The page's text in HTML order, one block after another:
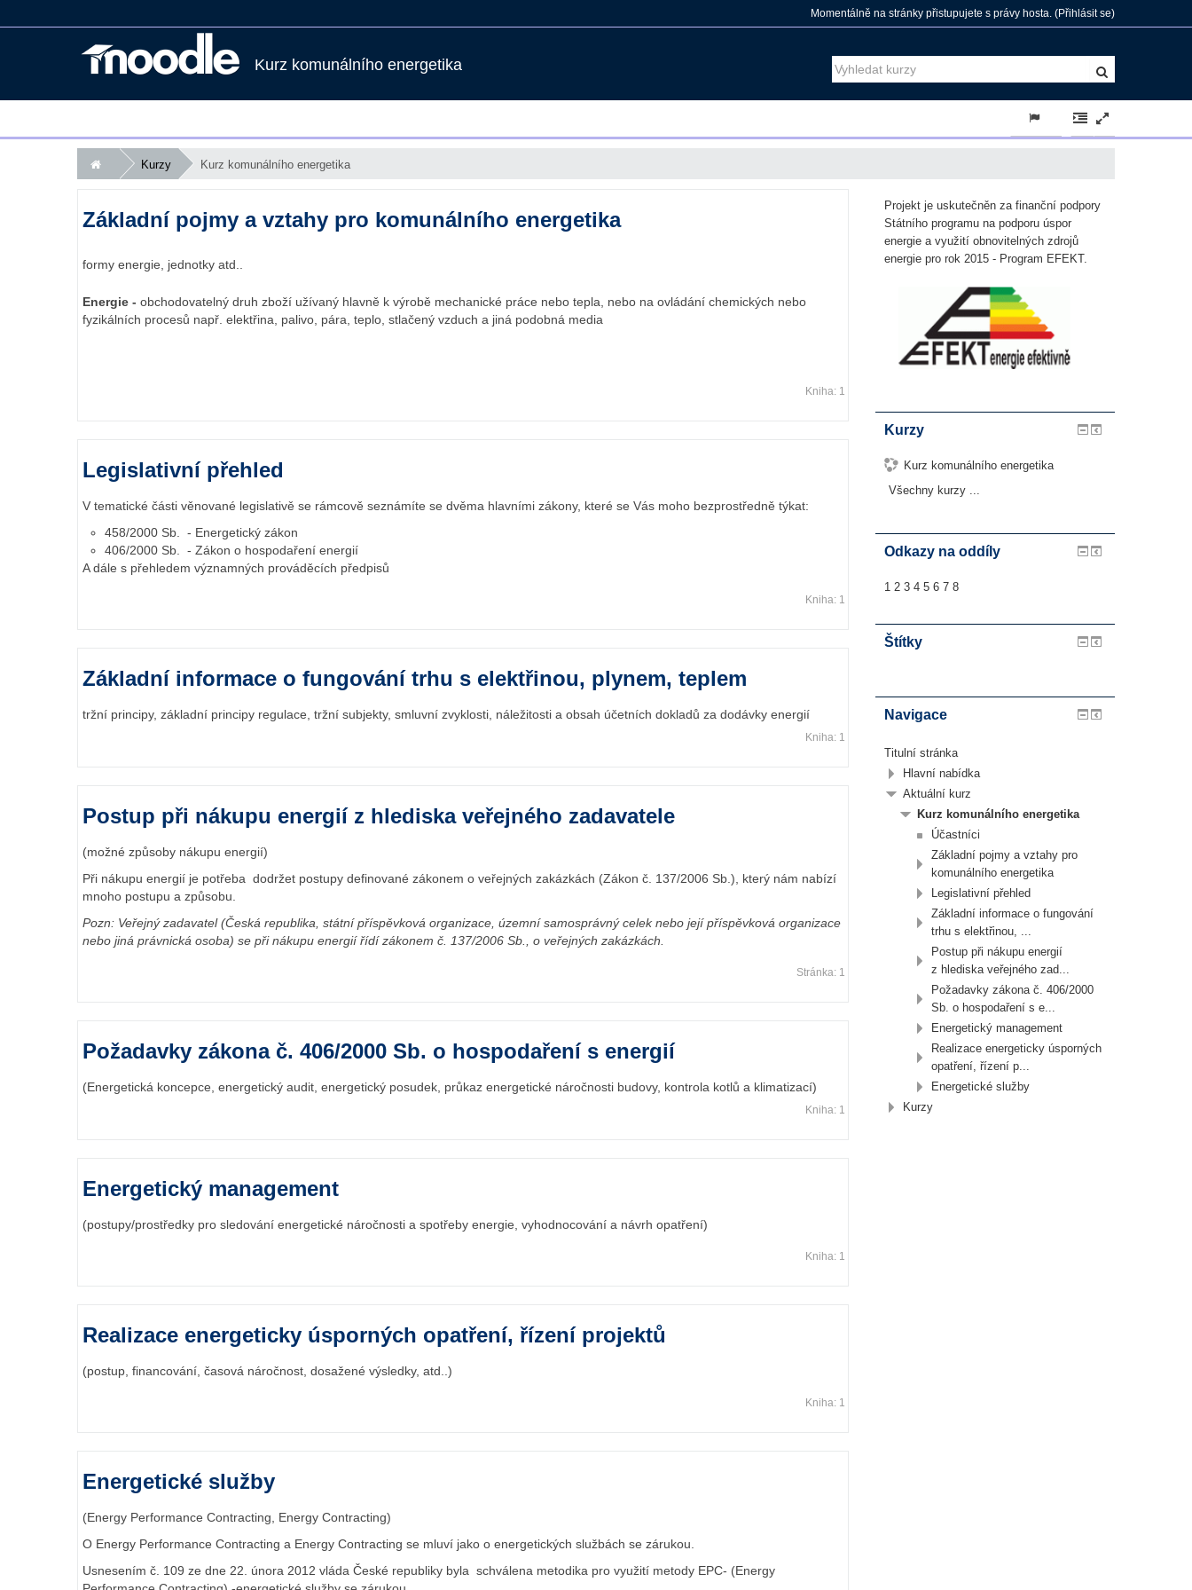
Momentálně na stránky přistupujete s právy hosta. (Přihlásit se)
Kurz komunálního energetika
Kurzy Kurz komunálního energetika
Základní pojmy a vztahy pro komunálního energetika
formy energie, jednotky atd..
Energie - obchodovatelný druh zboží užívaný hlavně k výrobě mechanické práce nebo tepla, nebo na ovládání chemických nebo
fyzikálních procesů např. elektřina, palivo, pára, teplo, stlačený vzduch a jiná podobná media
Kniha: 1
Legislativní přehled
V tematické části věnované legislativě se rámcově seznámíte se dvěma hlavními zákony, které se Vás moho bezprostředně týkat:
458/2000 Sb. - Energetický zákon
406/2000 Sb. - Zákon o hospodaření energií
A dále s přehledem významných prováděcích předpisů
Kniha: 1
Základní informace o fungování trhu s elektřinou, plynem, teplem
tržní principy, základní principy regulace, tržní subjekty, smluvní zvyklosti, náležitosti a obsah účetních dokladů za dodávky energií
Kniha: 1
Postup při nákupu energií z hlediska veřejného zadavatele
(možné způsoby nákupu energií)
Při nákupu energií je potřeba dodržet postupy definované zákonem o veřejných zakázkách (Zákon č. 137/2006 Sb.), který nám nabízí
mnoho postupu a způsobu.
Pozn: Veřejný zadavatel (Česká republika, státní příspěvková organizace, územní samosprávný celek nebo její příspěvková organizace
nebo jiná právnická osoba) se při nákupu energií řídí zákonem č. 137/2006 Sb., o veřejných zakázkách.
Stránka: 1
Požadavky zákona č. 406/2000 Sb. o hospodaření s energií
(Energetická koncepce, energetický audit, energetický posudek, průkaz energetické náročnosti budovy, kontrola kotlů a klimatizací)
Kniha: 1
Energetický management
(postupy/prostředky pro sledování energetické náročnosti a spotřeby energie, vyhodnocování a návrh opatření)
Kniha: 1
Realizace energeticky úsporných opatření, řízení projektů
(postup, financování, časová náročnost, dosažené výsledky, atd..)
Kniha: 1
Energetické služby
(Energy Performance Contracting, Energy Contracting)
O Energy Performance Contracting a Energy Contracting se mluví jako o energetických službách se zárukou.
Usnesením č. 109 ze dne 22. února 2012 vláda České republiky byla schválena metodika pro využití metody EPC- (Energy
Projekt je uskutečněn za finanční podpory
Státního programu na podporu úspor
energie a využití obnovitelných zdrojů
energie pro rok 2015 - Program EFEKT.
Kurzy
Kurz komunálního energetika
Všechny kurzy...
Odkazy na oddíly
1 2 3 4 5 6 7 8
Štítky
Navigace
Titulní stránka
Hlavní nabídka
Aktuální kurz
Kurz komunálního energetika
Účastníci
Základní pojmy a vztahy pro
komunálního energetika
Legislativní přehled
Základní informace o fungování
trhu s elektřinou, ...
Postup při nákupu energií
z hlediska veřejného zad...
Požadavky zákona č. 406/2000
Sb. o hospodaření s e...
Energetický management
Realizace energeticky úsporných
opatření, řízení p...
Energetické služby
Kurzy